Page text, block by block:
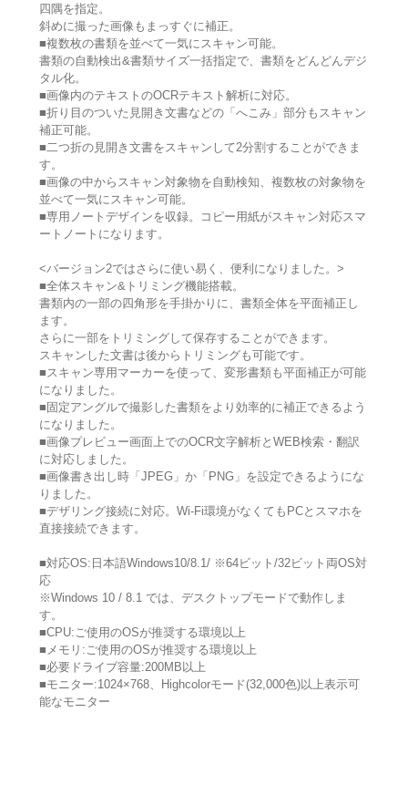
四隅を指定。
斜めに撮った画像もまっすぐに補正。
■複数枚の書類を並べて一気にスキャン可能。
書類の自動検出&書類サイズ一括指定で、書類をどんどんデジ
タル化。
■画像内のテキストのOCRテキスト解析に対応。
■折り目のついた見開き文書などの「へこみ」部分もスキャン
補正可能。
■二つ折の見開き文書をスキャンして2分割することができま
す。
■画像の中からスキャン対象物を自動検知、複数枚の対象物を
並べて一気にスキャン可能。
■専用ノートデザインを収録。コピー用紙がスキャン対応スマ
ートノートになります。
<バージョン2ではさらに使い易く、便利になりました。>
■全体スキャン&トリミング機能搭載。
書類内の一部の四角形を手掛かりに、書類全体を平面補正し
ます。
さらに一部をトリミングして保存することができます。
スキャンした文書は後からトリミングも可能です。
■スキャン専用マーカーを使って、変形書類も平面補正が可能
になりました。
■固定アングルで撮影した書類をより効率的に補正できるよう
になりました。
■画像プレビュー画面上でのOCR文字解析とWEB検索・翻訳
に対応しました。
■画像書き出し時「JPEG」か「PNG」を設定できるようにな
りました。
■デザリング接続に対応。Wi-Fi環境がなくてもPCとスマホを
直接接続できます。
■対応OS:日本語Windows10/8.1/ ※64ビット/32ビット両OS対
応
※Windows 10 / 8.1 では、デスクトップモードで動作しま
す。
■CPU:ご使用のOSが推奨する環境以上
■メモリ:ご使用のOSが推奨する環境以上
■必要ドライブ容量:200MB以上
■モニター:1024×768、Highcolorモード(32,000色)以上表示可
能なモニター